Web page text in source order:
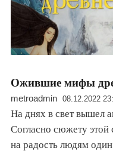
Ожившие мифы
metroadmin 08.12.2022
На днях в свет вышел
Согласно сюжету этой
на радость людям